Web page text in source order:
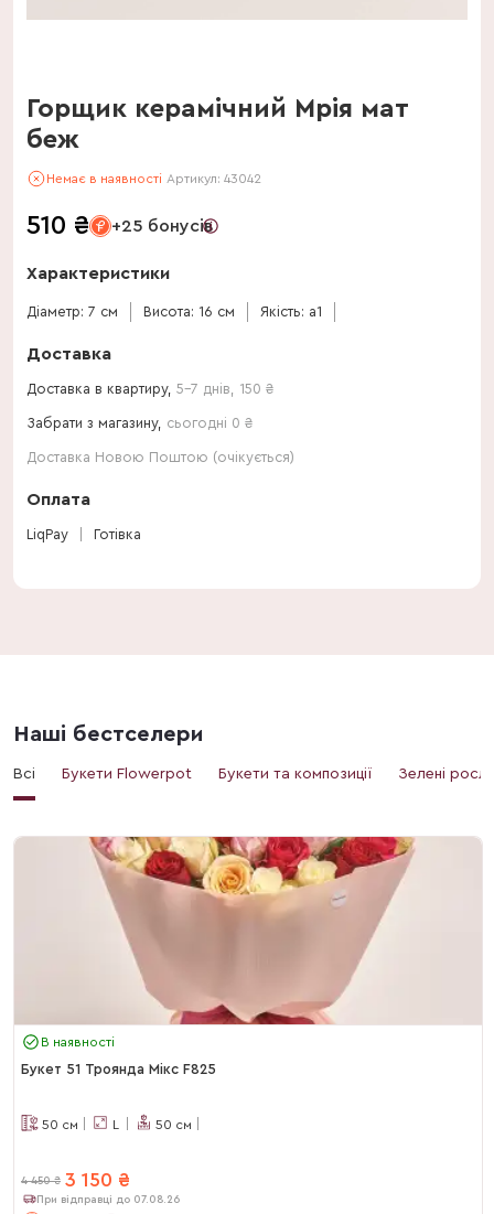
Горщик керамічний Мрія мат
беж
Немає в наявності Артикул: 43042
510 ₴ +25 бонусів
Характеристики
Діаметр: 7 см Висота: 16 см Якість: a1
Доставка
Доставка в квартиру, 5-7 днів 150 ₴
Забрати з магазину, сьогодні 0 ₴
Доставка Новою Поштою (очікується)
Оплата
LiqPay Готівка
Наші бестселери
Всі Букети Flowerpot Букети та композиції Зелені
В наявності
Букет 51 Троянда Мікс F825
50 см L 50 см
4 450 ₴ 3 150 ₴
При відправці до 07.08.26